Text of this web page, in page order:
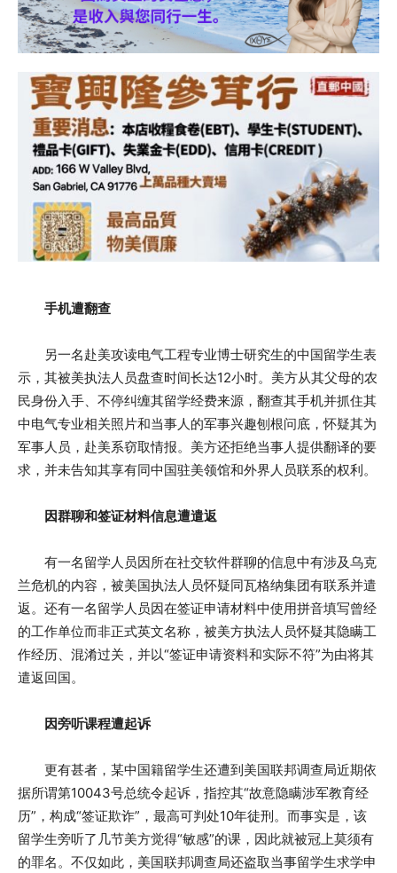
手机遭翻查
另一名赴美攻读电气工程专业博士研究生的中国留学生表
示，其被美执法人员盘查时间长达12小时。美方从其父母的农
民身份入手、不停纠缠其留学经费来源，翻查其手机并抓住其
中电气专业相关照片和当事人的军事兴趣刨根问底，怀疑其为
军事人员，赴美系窃取情报。美方还拒绝当事人提供翻译的要
求，并未告知其享有同中国驻美领馆和外界人员联系的权利。
因群聊和签证材料信息遭遣返
有一名留学人员因所在社交软件群聊的信息中有涉及乌克
兰危机的内容，被美国执法人员怀疑同瓦格纳集团有联系并遣
返。还有一名留学人员因在签证申请材料中使用拼音填写曾经
的工作单位而非正式英文名称，被美方执法人员怀疑其隐瞒工
作经历、混淆过关，并以“签证申请资料和实际不符”为由将其
遣返回国。
因旁听课程遭起诉
更有甚者，某中国籍留学生还遭到美国联邦调查局近期依
据所谓第10043号总统令起诉，指控其“故意隐瞒涉军教育经
历”，构成“签证欺诈”，最高可判处10年徒刑。而事实是，该
留学生旁听了几节美方觉得“敏感”的课，因此就被冠上莫须有
的罪名。不仅如此，美国联邦调查局还盗取当事留学生求学申